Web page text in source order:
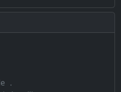
．